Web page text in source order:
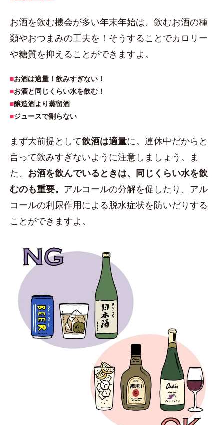
お酒を飲む機会が多い年末年始は、飲むお酒の種
類やおつまみの工夫を！そうすることでカロリー
や糖質を抑えることができますよ。
■お酒は適量！飲みすぎない！
■お酒と同じくらい水を飲む！
■醸造酒より蒸留酒
■ジュースで割らない
まず大前提として飲酒は適量に。連休中だからと
言って飲みすぎないように注意しましょう。ま
た、 お酒を飲んでいるときは、同じくらい水を飲
むのも重要。 アルコールの分解を促したり、アル
コールの利尿作用による脱水症状を防いだりする
ことができますよ。